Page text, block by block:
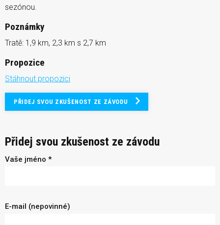
sezónou.
Poznámky
Tratě: 1,9 km, 2,3 km s 2,7 km
Propozice
Stáhnout propozici
PŘIDEJ SVOU ZKUŠENOST ZE ZÁVODU
Přidej svou zkušenost ze závodu
Vaše jméno *
E-mail (nepovinné)